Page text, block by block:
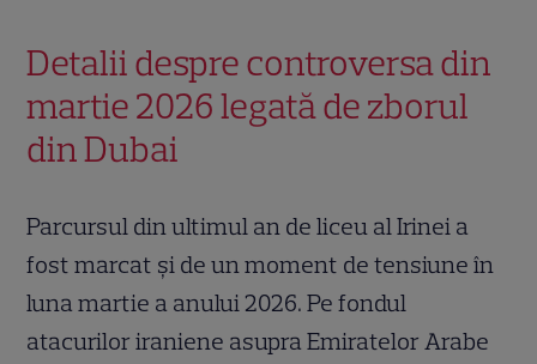
Detalii despre controversa din
martie 2026 legată de zborul
din Dubai
Parcursul din ultimul an de liceu al Irinei a
fost marcat și de un moment de tensiune în
luna martie a anului 2026. Pe fondul
atacurilor iraniene asupra Emiratelor Arabe